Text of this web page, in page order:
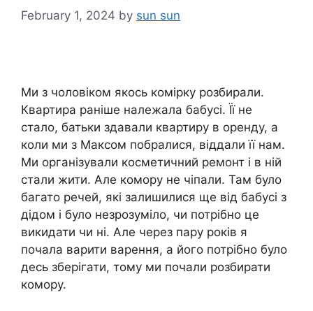
February 1, 2024 by sun sun
Ми з чоловіком якось комірку розбирали.
Квартира раніше належала бабусі. Її не
стало, батьки здавали квартиру в оренду, а
коли ми з Максом побралися, віддали її нам.
Ми організували косметичний ремонт і в ній
стали жити. Але комору не чіпали. Там було
багато речей, які залишилися ще від бабусі з
дідом і було незрозуміло, чи потрібно це
викидати чи ні. Але через пару років я
почала варити варення, а його потрібно було
десь зберігати, тому ми почали розбирати
комору.